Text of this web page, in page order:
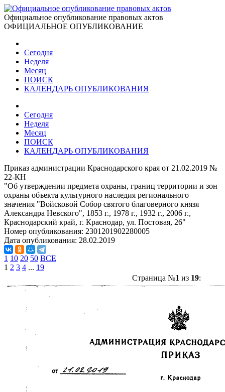
Официальное опубликование правовых актов
ОФИЦИАЛЬНОЕ ОПУБЛИКОВАНИЕ
Сегодня
Неделя
Месяц
ПОИСК
КАЛЕНДАРЬ ОПУБЛИКОВАНИЯ
Сегодня
Неделя
Месяц
ПОИСК
КАЛЕНДАРЬ ОПУБЛИКОВАНИЯ
Приказ администрации Краснодарского края от 21.02.2019 №
22-КН
"Об утверждении предмета охраны, границ территории и зон
охраны объекта культурного наследия регионального
значения "Войсковой Собор святого благоверного князя
Александра Невского", 1853 г., 1978 г., 1932 г., 2006 г.,
Краснодарский край, г. Краснодар, ул. Постовая, 26"
Номер опубликования: 2301201902280005
Дата опубликования: 28.02.2019
1 10 20 50 ВСЕ
1 2 3 4 ... 19
Страница №1 из 19: